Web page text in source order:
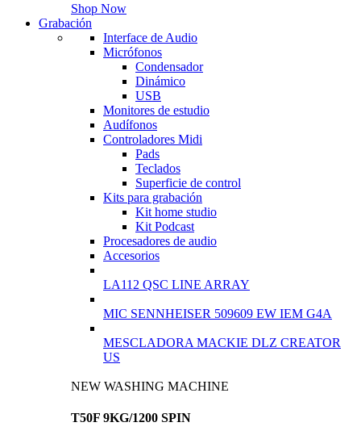
Shop Now
Grabación
Interface de Audio
Micrófonos
Condensador
Dinámico
USB
Monitores de estudio
Audífonos
Controladores Midi
Pads
Teclados
Superficie de control
Kits para grabación
Kit home studio
Kit Podcast
Procesadores de audio
Accesorios
LA112 QSC LINE ARRAY
MIC SENNHEISER 509609 EW IEM G4A
MESCLADORA MACKIE DLZ CREATOR
US
NEW WASHING MACHINE
T50F 9KG/1200 SPIN